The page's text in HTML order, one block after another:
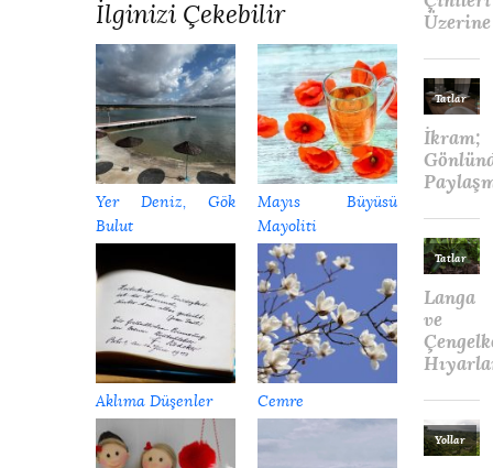
İlginizi Çekebilir
Yer Deniz, Gök
Bulut
Mayıs Büyüsü
Mayoliti
Aklıma Düşenler Cemre